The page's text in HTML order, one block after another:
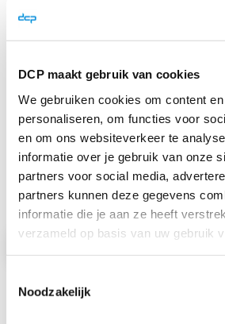
DCP maakt gebruik van cookies
We gebruiken cookies om content
personaliseren, om functies voor
en om ons websiteverkeer te
informatie over je gebruik van onze
partners voor social media,
partners kunnen deze gegevens
informatie die je aan ze heeft
verzameld op basis van uw gebruik
Noodzakelijk
WLAN: IEEE802.11 a/b/g/n/ac,
gecertificeerd Bluetooth: Versie
gecert ...
€ 125,00
€ 151,25